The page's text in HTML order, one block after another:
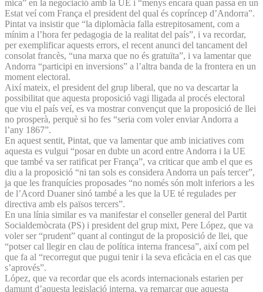
mica” en la negociació amb la UE i “menys encara quan passa en un
Estat veí com França el president del qual és copríncep d’Andorra”.
Pintat va insistir que “la diplomàcia falla estrepitosament, com a
mínim a l’hora fer pedagogia de la realitat del país”, i va recordar,
per exemplificar aquests errors, el recent anunci del tancament del
consolat francès, “una marxa que no és gratuïta”, i va lamentar que
Andorra “participi en inversions” a l’altra banda de la frontera en un
moment electoral.
Així mateix, el president del grup liberal, que no va descartar la
possibilitat que aquesta proposició vagi lligada al procés electoral
que viu el país veí, es va mostrar convençut que la proposició de llei
no prosperà, perquè si ho fes “seria com voler enviar Andorra a
l’any 1867”.
En aquest sentit, Pintat, que va lamentar que amb iniciatives com
aquesta es vulgui “posar en dubte un acord entre Andorra i la UE
que també va ser ratificat per França”, va criticar que amb el que es
diu a la proposició “ni tan sols es considera Andorra un país tercer”,
ja que les franquícies proposades “no només són molt inferiors a les
de l’Acord Duaner sinó també a les que la UE té regulades per
directiva amb els països tercers”.
En una línia similar es va manifestar el conseller general del Partit
Socialdemòcrata (PS) i president del grup mixt, Pere López, que va
voler ser “prudent” quant al contingut de la proposició de llei, que
“potser cal llegir en clau de política interna francesa”, així com pel
que fa al “recorregut que pugui tenir i la seva eficàcia en el cas que
s’aprovés”.
López, que va recordar que els acords internacionals estarien per
damunt d’aquesta legislació interna, va remarcar que aquesta